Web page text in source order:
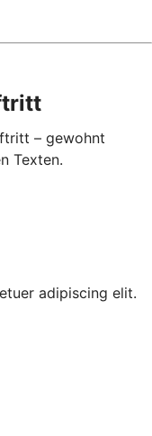
– gewohnt
Texten.
adipiscing elit.